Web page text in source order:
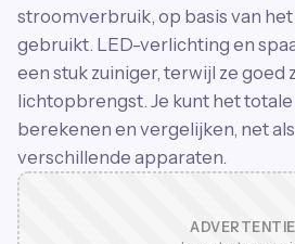
stroomverbruik, op basis van
gebruikt. LED-verlichting en
een stuk zuiniger, terwijl ze goed
lichtopbrengst. Je kunt het
berekenen en vergelijken, net
verschillende apparaten.
ADVERTENTIE